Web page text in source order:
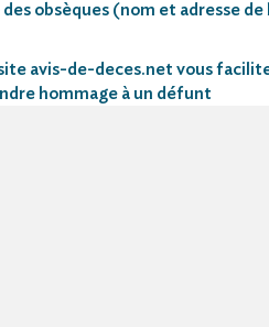
obsèques (nom et adresse de
avis-de-deces.net vous
hommage à un défunt